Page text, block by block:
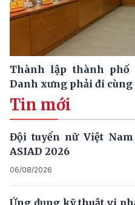
Thành lập thành phố
Danh xưng phải đi
Tin mới
Đội tuyển nữ Việt
ASIAD 2026
06/08/2026